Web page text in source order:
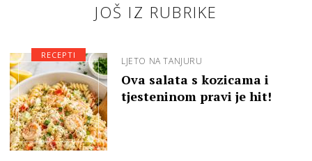
JOŠ IZ RUBRIKE
LJETO NA TANJURU
Ova salata s kozicama i
tjesteninom pravi je hit!
RECEPTI